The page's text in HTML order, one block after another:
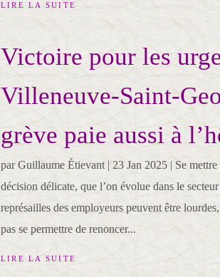
LIRE LA SUITE
Victoire pour les
Villeneuve-Saint-
grève paie aussi à
par Guillaume Étievant | 23 Jan 2025 | Se
décision délicate, que l’on évolue dans le
représailles des employeurs peuvent être
pas se permettre de renoncer...
LIRE LA SUITE